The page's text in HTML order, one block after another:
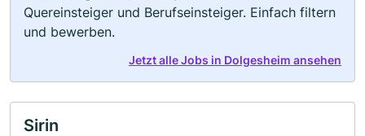
Quereinsteiger und Berufseinsteiger. Einfach filtern
und bewerben.
Jetzt alle Jobs in Dolgesheim ansehen
Sirin